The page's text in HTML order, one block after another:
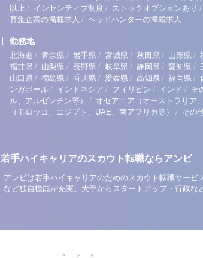
以上 / インセンティブ制度 / ストックオプションあり /
募集企業の掲載求人 / ヘッドハンターの掲載求人
勤務地
北海道 / 青森県 / 岩手県 / 宮城県 / 秋田県 / 山形県 /
福井県 / 山梨県 / 長野県 / 岐阜県 / 静岡県 / 愛知県 /
山口県 / 徳島県 / 香川県 / 愛媛県 / 高知県 / 福岡県 /
ンガポール / インドネシア / フィリピン / インド / そ
ル、アルゼンチン等）
/ オセアニア（オーストラリア
（モロッコ、エジプト、UAE、南アフリカ等）
/ その
若手ハイキャリアのスカウト転職ならアンビ
アンビは若手ハイキャリアのためのスカウト転職サー
など独自機能が充実。大手からスタートアップ・行政な